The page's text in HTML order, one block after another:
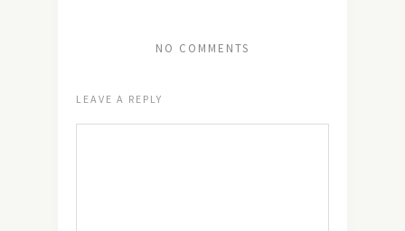
NO COMMENTS
LEAVE A REPLY